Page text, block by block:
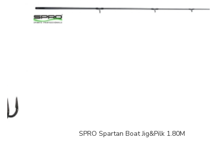
SPRO Spartan Boat Jig&Pilk 1.80M